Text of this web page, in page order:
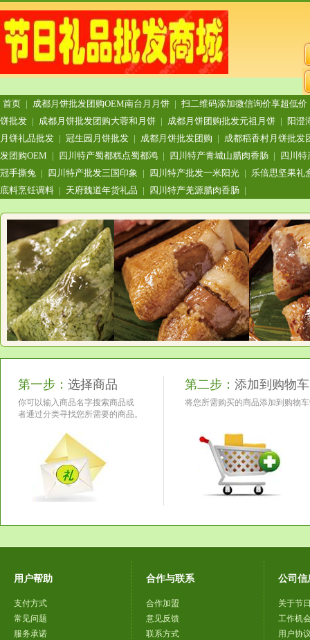
首页 | 成都月饼批发团购OEM南台月月饼 | 扫二维码添加微信询价享超低价
饼批发 | 成都月饼批发团购大蓉和月饼 | 成都月饼团购批发元祖月饼 | 阳澄
月饼礼品批发 | 冠生园月饼批发 | 成都月饼批发团购 | 成都稻香村月饼批发
发团购OEM | 四川特产蜀都糕点蜀都鸿 | 四川特产青城山腊肉香肠 | 四川特
冠手撕兔 | 四川特产批发三国印象 | 四川特产批发一米阳光 | 乐倍思坚果礼
底料烹饪调料 | 天府魏道年货礼品 | 四川特产羌源腊肉香肠 |
第一步： 选择商品
你可以输入商品名字搜索商品或
者通过分类寻找您所需要的商品。
第二步： 添加到购物车
将您所需购买的商品添加到购物
用户帮助
支付方式
常见问题
服务承诺
合作与联系
合作加盟
意见反馈
联系方式
公司信
关于节
工作机
用户协